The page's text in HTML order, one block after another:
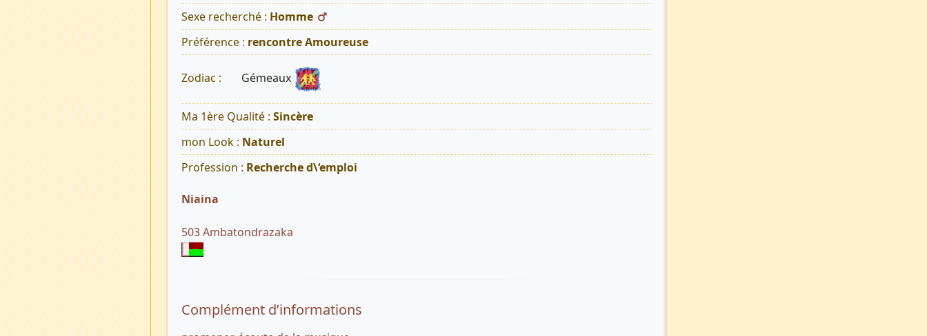
Sexe recherché : Homme
Préférence : rencontre Amoureuse
Zodiac : Gémeaux
Ma 1ère Qualité : Sincère
mon Look : Naturel
Profession : Recherche d\‘emploi
Niaina
503 Ambatondrazaka
Complément d’informations